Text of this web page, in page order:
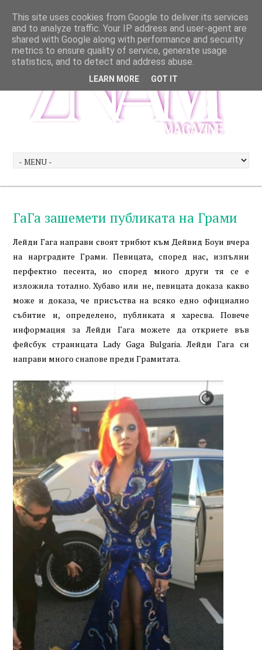
ГаГа зашемети публиката на Грами
Лейди Гага направи своят трибют към Дейвид Боуи вчера
на нарградите Грами. Певицата, според нас, изпълни
перфектно песента, но според много други тя се е
изложила тотално. Хубаво или не, певицата доказа какво
може и доказа, че присъства на всяко едно официално
събитие и, определено, публиката я харесва. Повече
информация за Лейди Гага можете да откриете във
фейсбук страницата Lady Gaga Bulgaria. Лейди Гага си
направи много снапове преди Грамитата.
This site uses cookies from Google to deliver its services
and to analyze traffic. Your IP address and user-agent are
shared with Google along with performance and security
metrics to ensure quality of service, generate usage
statistics, and to detect and address abuse.
LEARN MORE GOT IT